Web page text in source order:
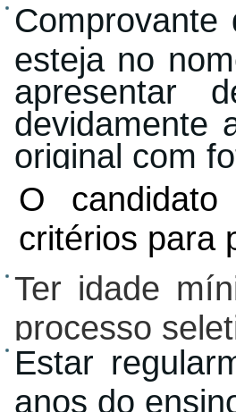
esteja no
apresentar
devidamente
original com
O
critérios para
Ter idade
processo
Estar
anos do